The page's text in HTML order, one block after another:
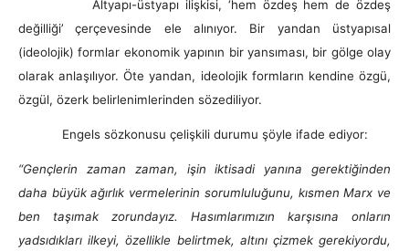
Altyapı-üstyapı ilişkisi, ‘hem özdeş hem de özdeş
değilliği’ çerçevesinde ele alınıyor. Bir yandan üstyapısal
(ideolojik) formlar ekonomik yapının bir yansıması, bir gölge olay
olarak anlaşılıyor. Öte yandan, ideolojik formların kendine özgü,
özgül, özerk belirlenimlerinden sözediliyor.
Engels sözkonusu çelişkili durumu şöyle ifade ediyor:
“Gençlerin zaman zaman, işin iktisadi yanına gerektiğinden
daha büyük ağırlık vermelerinin sorumluluğunu, kısmen Marx ve
ben taşımak zorundayız. Hasımlarımızın karşısına onların
yadsıdıkları ilkeyi, özellikle belirtmek, altını çizmek gerekiyordu,